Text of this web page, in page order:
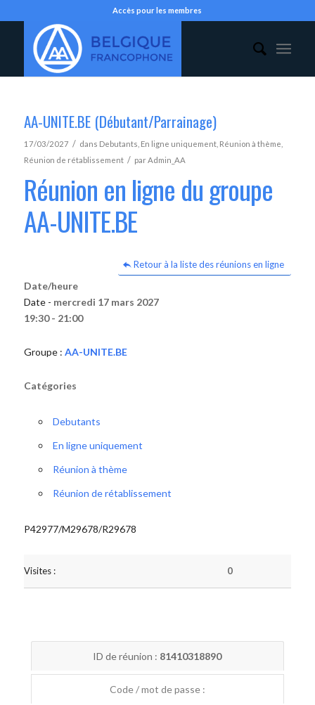
Accès pour les membres
AA-UNITE.BE (Débutant/Parrainage)
17/03/2027 / dans Debutants En ligne uniquement, Réunion à thème
Réunion de rétablissement / parAdmin_AA
Réunion en ligne du groupe
AA-UNITE.BE
Retour à la liste des réunions en ligne
Date/heure
Date - mercredi 17 mars 2027
19:30 - 21:00
Groupe : AA-UNITE.BE
Catégories
Debutants
En ligne uniquement
Réunion à thème
Réunion de rétablissement
P42977/M29678/R29678
Visites : 0
ID de réunion : 81410318890
Code / mot de passe :